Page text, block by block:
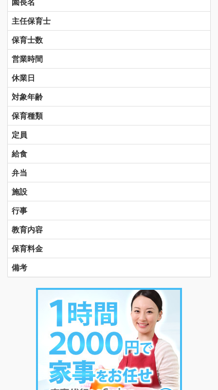
主任保育士
保育士数
営業時間
休業日
対象年齢
保育種類
定員
給食
弁当
施設
行事
教育内容
保育料金
備考